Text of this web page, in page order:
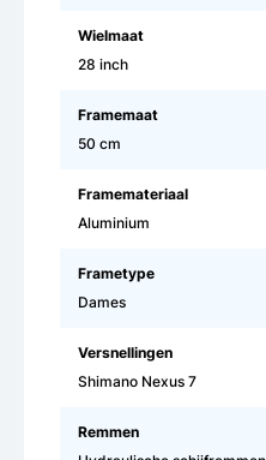
Wielmaat
28 inch
Framemaat
50 cm
Framemateriaal
Aluminium
Frametype
Dames
Versnellingen
Shimano Nexus 7
Remmen